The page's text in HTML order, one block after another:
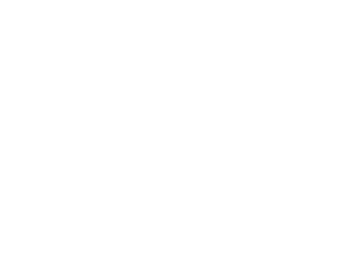
다목)에 의거하여, 당사 고유재